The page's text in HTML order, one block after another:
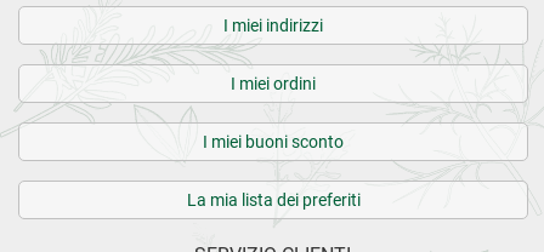
I miei indirizzi
I miei ordini
I miei buoni sconto
La mia lista dei preferiti